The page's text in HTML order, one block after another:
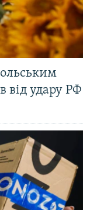
від удару РФ